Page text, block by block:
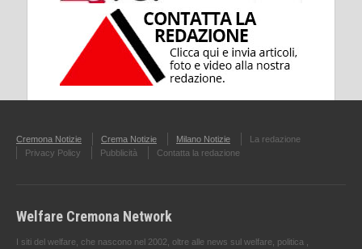
Cremona Notizie Crema Notizie Milano Notizie
La redazione
Privacy Policy
Pubblicità Contatta la redazione
Welfare Cremona Network
I siti del welfare, che nascono nel 2002, oltre alle news sul welfare, politica ,